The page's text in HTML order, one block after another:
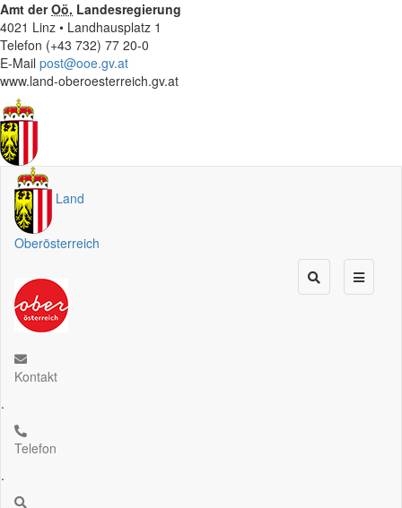
Amt derOö. Landesregierung
4021 Linz • Landhausplatz 1
Telefon (+43 732) 77 20-0
E-Mail post@ooe.gv.at
www.land-oberoesterreich.gv.at
Land
Oberösterreich
Kontakt
.
Telefon
.